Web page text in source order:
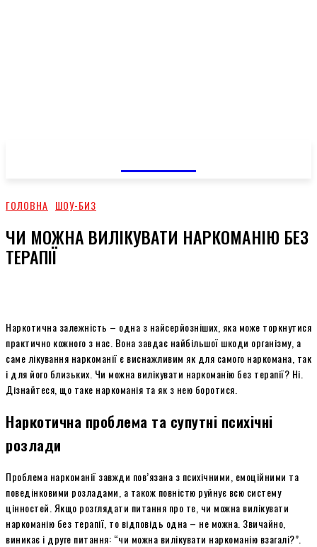
ГОЛОВНА ШОУ-БИЗ
ЧИ МОЖНА ВИЛІКУВАТИ НАРКОМАНІЮ БЕЗ
ТЕРАПІЇ
Наркотична залежність – одна з найсерйозніших, яка може торкнутися
практично кожного з нас. Вона завдає найбільшої шкоди організму, а
саме лікування наркоманії є виснажливим як для самого наркомана, так
і для його близьких. Чи можна вилікувати наркоманію без терапії? Ні.
Дізнайтеся, що таке наркоманія та як з нею боротися.
Наркотична проблема та супутні психічні
розлади
Проблема наркоманії завжди пов’язана з психічними, емоційними та
поведінковими розладами, а також повністю руйнує всю систему
цінностей. Якщо розглядати питання про те, чи можна вилікувати
наркоманію без терапії, то відповідь одна – не можна. Звичайно,
виникає і друге питання: “чи можна вилікувати наркоманію взагалі?”.